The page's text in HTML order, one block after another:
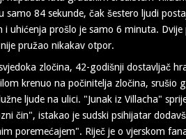
84 sekunde, čak šestero ljudi
prošlo je samo 6 minuta. Dvije
pružao nikakav otpor.
zločina, 42-godišnji dostavljač
krenuo na počinitelja zločina, srušio
ljude na ulici. "Junak iz Villacha"
čin", istakao je sudski psihijatar
poremećajem". Riječ je o vjerskom